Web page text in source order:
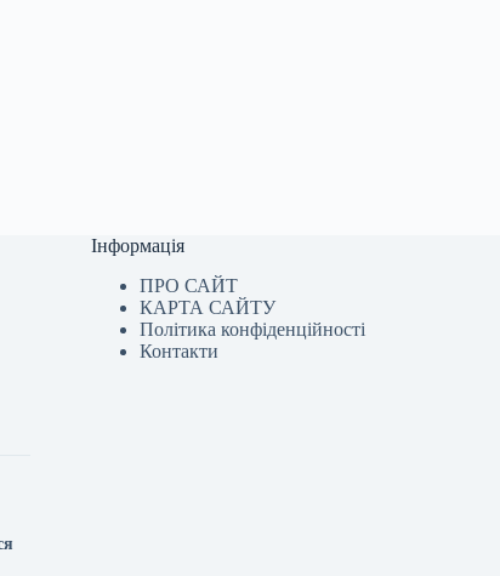
Інформація
ПРО САЙТ
КАРТА САЙТУ
Політика конфіденційності
Контакти